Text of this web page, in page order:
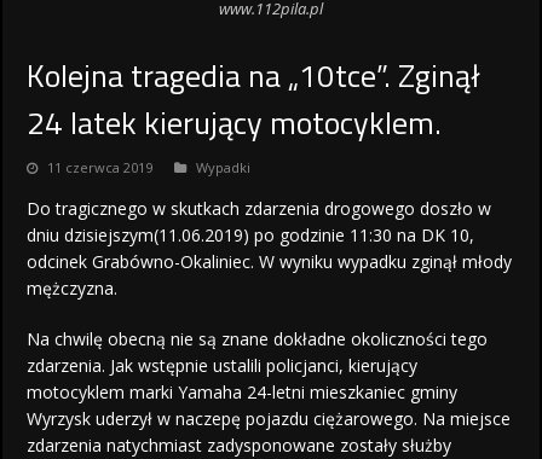
www.112pila.pl
Kolejna tragedia na „10tce”. Zginął
24 latek kierujący motocyklem.
11 czerwca 2019 Wypadki
Do tragicznego w skutkach zdarzenia drogowego doszło w
dniu dzisiejszym(11.06.2019) po godzinie 11:30 na DK 10,
odcinek Grabówno-Okaliniec. W wyniku wypadku zginął młody
mężczyzna.
Na chwilę obecną nie są znane dokładne okoliczności tego
zdarzenia. Jak wstępnie ustalili policjanci, kierujący
motocyklem marki Yamaha 24-letni mieszkaniec gminy
Wyrzysk uderzył w naczepę pojazdu ciężarowego. Na miejsce
zdarzenia natychmiast zadysponowane zostały służby